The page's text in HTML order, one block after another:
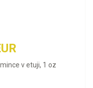
v etuji, 1 oz